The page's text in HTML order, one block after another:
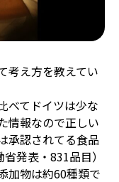
考え方を教えてい
べてドイツは少な
情報なので正しい
承認されてる食品
発表・831品目）
加物は約60種類で